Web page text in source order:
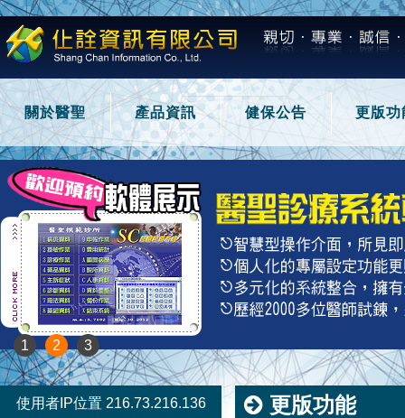
關於醫聖 產品資訊 健保公告 更版功
1 2 3
使用者IP位置 216.73.216.136 更版功能